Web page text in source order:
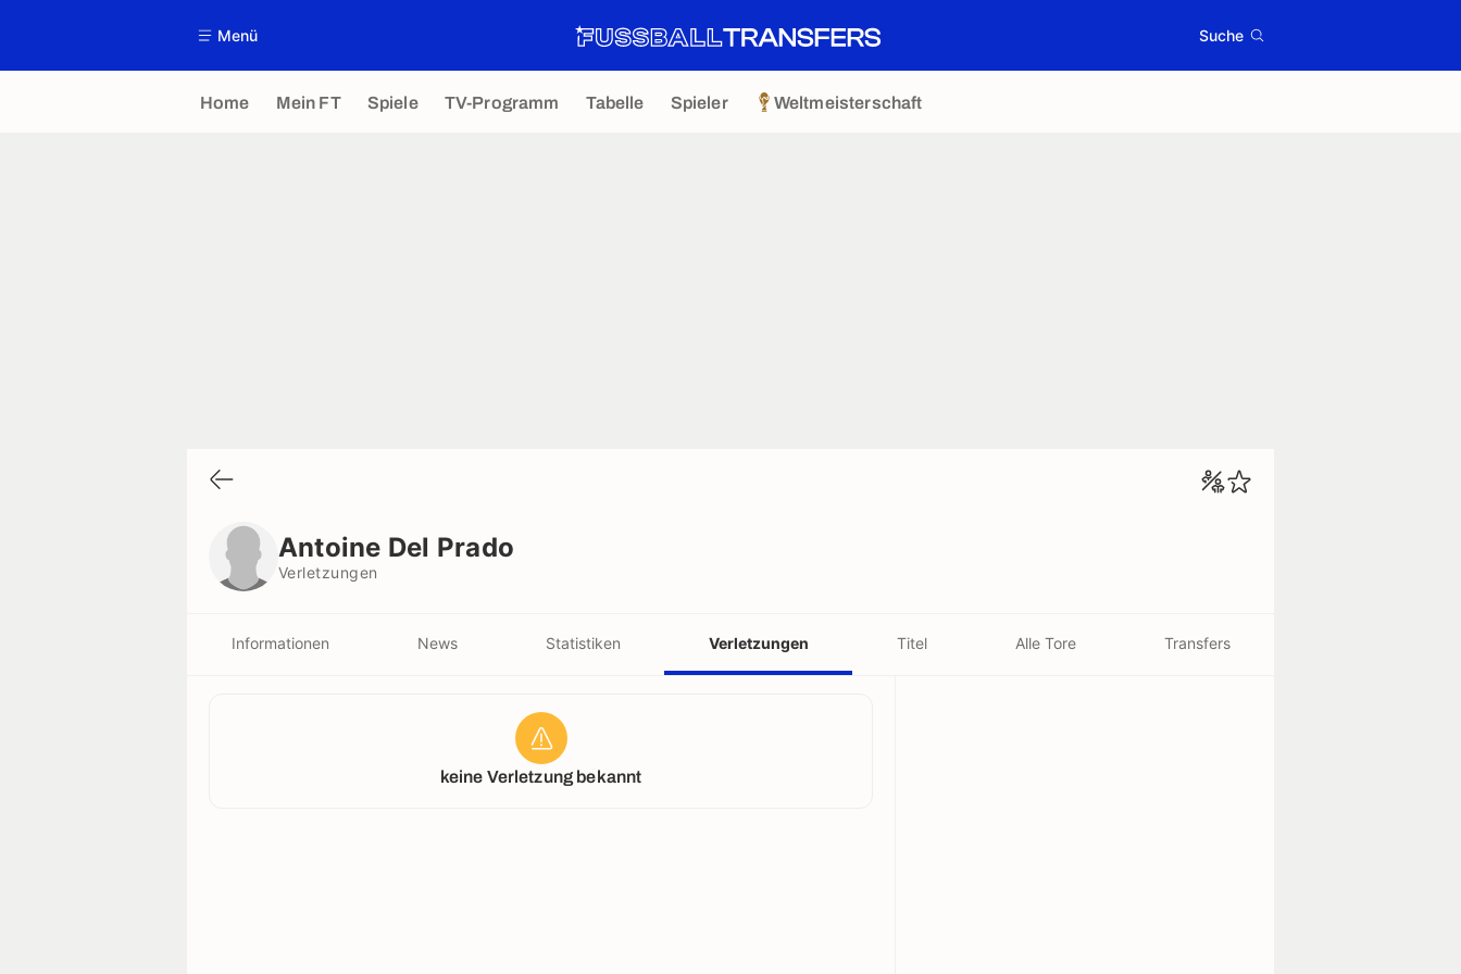
Menü Suche
Home Mein FT Spiele TV-Programm Tabelle Spieler Weltmeisterschaft
Antoine Del Prado
Verletzungen
Informationen News Statistiken Verletzungen Titel Alle Tore Transfers
keine Verletzung bekannt